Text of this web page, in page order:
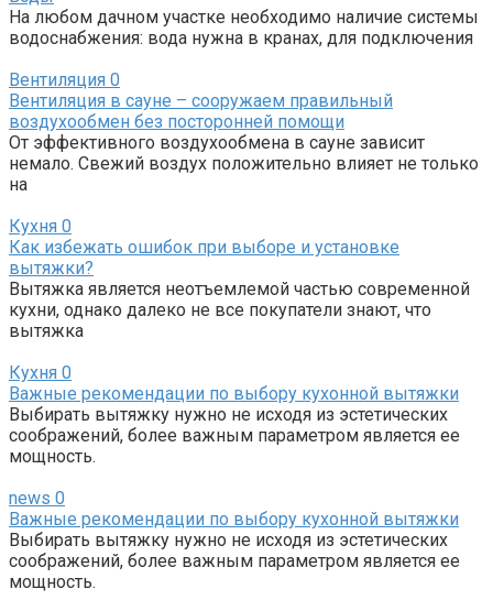
На любом дачном участке необходимо наличие системы
водоснабжения: вода нужна в кранах, для подключения
Вентиляция 0
Вентиляция в сауне – сооружаем правильный
воздухообмен без посторонней помощи
От эффективного воздухообмена в сауне зависит
немало. Свежий воздух положительно влияет не только
на
Кухня 0
Как избежать ошибок при выборе и установке
вытяжки?
Вытяжка является неотъемлемой частью современной
кухни, однако далеко не все покупатели знают, что
вытяжка
Кухня 0
Важные рекомендации по выбору кухонной вытяжки
Выбирать вытяжку нужно не исходя из эстетических
соображений, более важным параметром является ее
мощность.
news 0
Важные рекомендации по выбору кухонной вытяжки
Выбирать вытяжку нужно не исходя из эстетических
соображений, более важным параметром является ее
мощность.